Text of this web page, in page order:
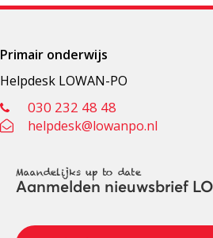
Primair onderwijs
Helpdesk LOWAN-PO
030 232 48 48
helpdesk@lowanpo.nl
Maandelijks up to date
Aanmelden nieuwsbrief